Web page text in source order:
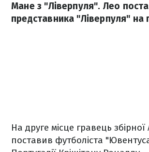
Мане з "Ліверпуля". Лео
представника "Ліверпуля" на
На друге місце гравець
поставив футболіста